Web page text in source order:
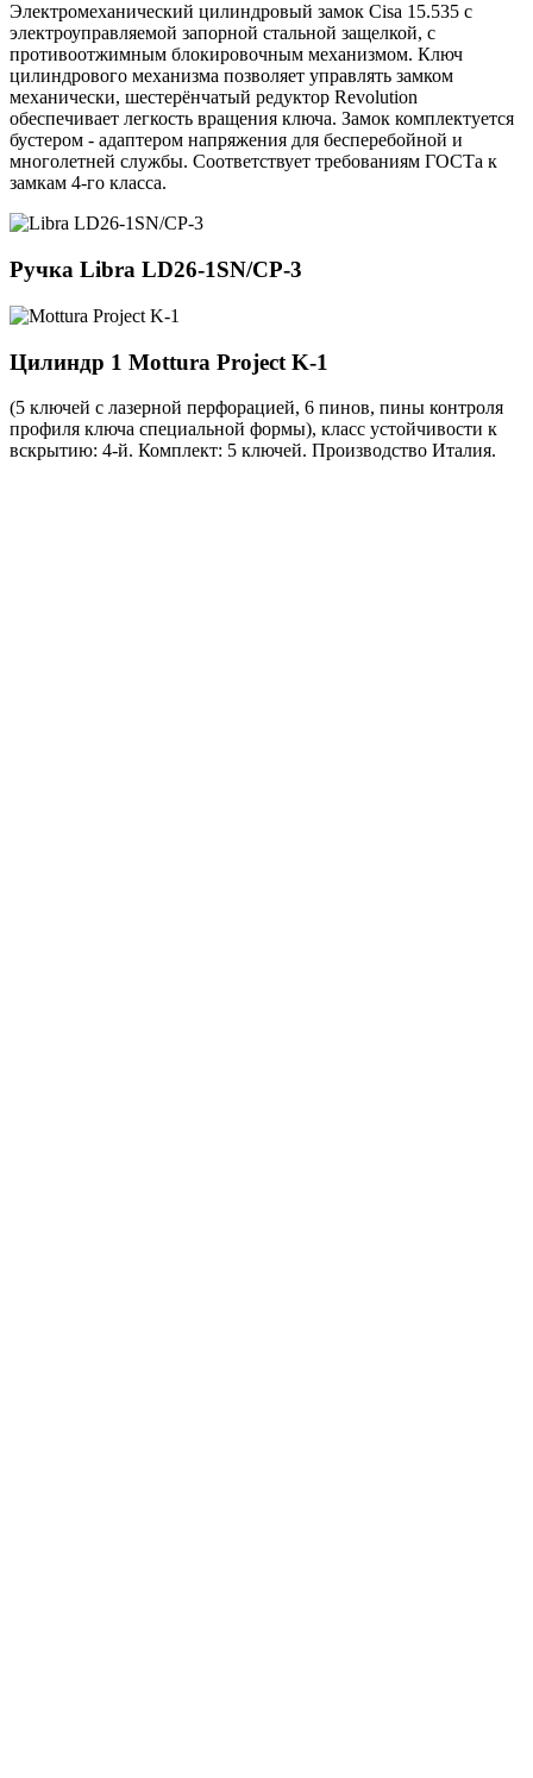
Электромеханический цилиндровый замок Cisa 15.535 с
электроуправляемой запорной стальной защелкой, с
противоотжимным блокировочным механизмом. Ключ
цилиндрового механизма позволяет управлять замком
механически, шестерёнчатый редуктор Revolution
обеспечивает легкость вращения ключа. Замок комплектуется
бустером - адаптером напряжения для бесперебойной и
многолетней службы. Соответствует требованиям ГОСТа к
замкам 4-го класса.
Ручка Libra LD26-1SN/CP-3
Цилиндр 1 Mottura Project K-1
(5 ключей с лазерной перфорацией, 6 пинов, пины контроля
профиля ключа специальной формы), класс устойчивости к
вскрытию: 4-й. Комплект: 5 ключей. Производство Италия.